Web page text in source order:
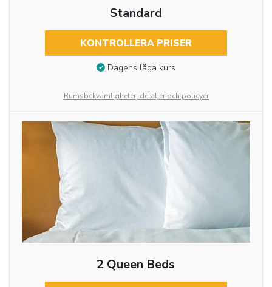
Standard
KONTROLLERA PRISER
Dagens låga kurs
Rumsbekvämligheter, detaljer och policyer
2 Queen Beds